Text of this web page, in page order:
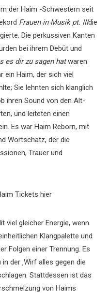
der Haim -Schwestern seit
Frauen in Musik pt. IIIdie
Die perkussiven Kanten
bei ihrem Debüt und
es dir zu sagen hatwaren
ein Haim, der sich viel
Sie lehnten sich klanglich
ihren Sound von den Alt-
und leiteten einen
Es war Haim Reborn, mit
Wortschatz, der die
Trauer und
Tickets hier
viel gleicher Energie, wenn
Klangpalette und
Folgen einer Trennung. Es
der ‚Wirf alles gegen die
Stattdessen ist das
von Haims